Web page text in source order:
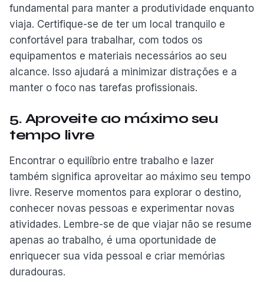
fundamental para manter a produtividade enquanto
viaja. Certifique-se de ter um local tranquilo e
confortável para trabalhar, com todos os
equipamentos e materiais necessários ao seu
alcance. Isso ajudará a minimizar distrações e a
manter o foco nas tarefas profissionais.
5. Aproveite ao máximo seu
tempo livre
Encontrar o equilíbrio entre trabalho e lazer
também significa aproveitar ao máximo seu tempo
livre. Reserve momentos para explorar o destino,
conhecer novas pessoas e experimentar novas
atividades. Lembre-se de que viajar não se resume
apenas ao trabalho, é uma oportunidade de
enriquecer sua vida pessoal e criar memórias
duradouras.